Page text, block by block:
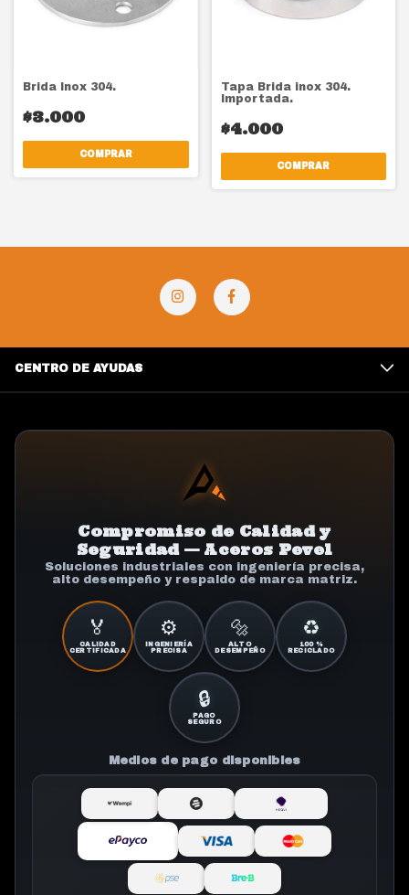
Brida Inox 304.
$3.000
COMPRAR
Tapa Brida inox 304.
Importada.
$4.000
COMPRAR
CENTRO DE AYUDAS
Compromiso de Calidad y
Seguridad — Aceros Pevel
Soluciones industriales con ingeniería precisa,
alto desempeño y respaldo de marca matriz.
🏅
CALIDAD
CERTIFICADA
⚙️
INGENIERÍA
PRECISA
🔩
ALTO
DESEMPEÑO
♻️
100 %
RECICLADO
🔒
PAGO
SEGURO
Medios de pago disponibles